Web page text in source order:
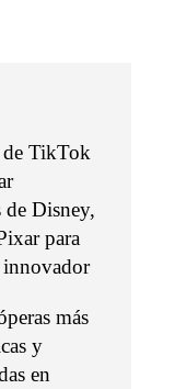
de TikTok
de Disney,
para
más
y
en